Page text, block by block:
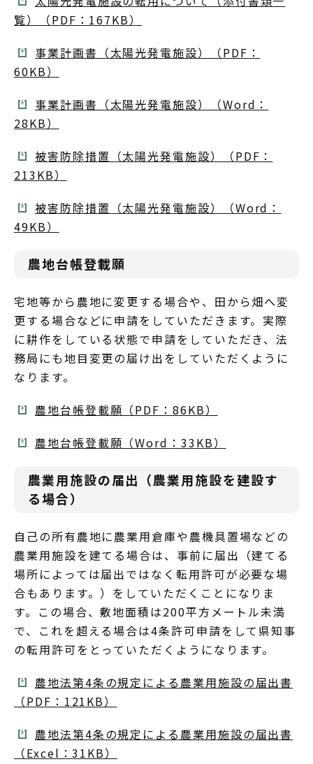
覧）（PDF：167KB）
事業計画書（太陽光発電施設）（PDF：
60KB）
事業計画書（太陽光発電施設）（Word：
28KB）
被害防除措置（太陽光発電施設）（PDF：
213KB）
被害防除措置（太陽光発電施設）（Word：
49KB）
農地台帳登載願
宅地等から農地に変更する場合や、田から畑へ変
更する場合などに申請をしていただきます。実際
に耕作をしている状態で申請をしていただき、法
務局にも地目変更の届け出をしていただくように
なります。
農地台帳登載願（PDF：86KB）
農地台帳登載願（Word：33KB）
農業用施設の届出（農業用施設を建設す
る場合）
自己の所有農地に農業用倉庫や農機具置場などの
農業用施設を建てる場合は、事前に届出（建てる
場所によっては届出ではなく転用許可が必要な場
合もあります。）をしていただくことになりま
す。この場合、敷地面積は200平方メートル未満
で、これを超える場合は4条許可申請をして県知事
の転用許可をとっていただくようになります。
農地法第4条の規定による農業用施設の届出書
（PDF：121KB）
農地法第4条の規定による農業用施設の届出書
（Excel：31KB）